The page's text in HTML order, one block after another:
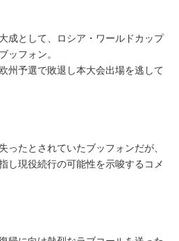
成として、ロシア・ワールドカップ
ッフォン。
州予選で敗退し本大会出場を逃して
たとされていたブッフォンだが、
し現役続行の可能性を示唆するコメ